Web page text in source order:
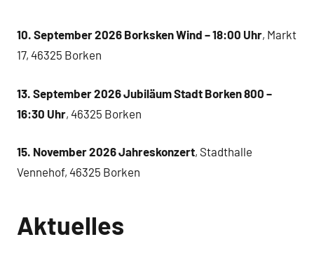
10. September 2026 Borksken Wind – 18:00 Uhr, Markt
17, 46325 Borken
13. September 2026 Jubiläum Stadt Borken 800 –
16:30 Uhr, 46325 Borken
15. November 2026 Jahreskonzert, Stadthalle
Vennehof, 46325 Borken
Aktuelles